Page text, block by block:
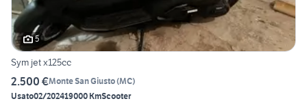
5
Sym jet x125cc
2.500 €Monte San Giusto(MC)
Usato02/202419000 KmScooter